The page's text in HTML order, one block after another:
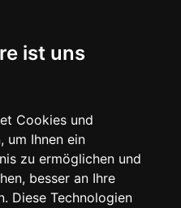
ist uns
Cookies und
um Ihnen ein
zu ermöglichen und
besser an Ihre
Diese Technologien